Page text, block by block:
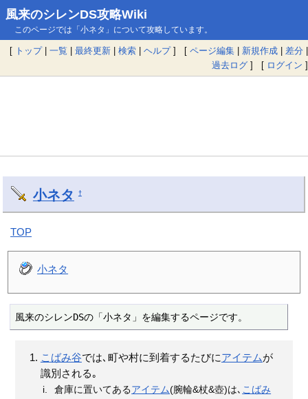
風来のシレンDS攻略Wiki
このページでは「小ネタ」について攻略しています。
[ トップ| 一覧 | 最終更新 | 検索 | ヘルプ] [ ページ編集 | 新規作成 | 差分 |
過去ログ ] [ ログイン ]
小ネタ †
TOP
小ネタ
風来のシレンDSの「小ネタ」を編集するページです。
こばみ谷では､町や村に到着するたびにアイテムが
識別される｡
倉庫に置いてあるアイテム(腕輪&杖&壺)は､ こばみ